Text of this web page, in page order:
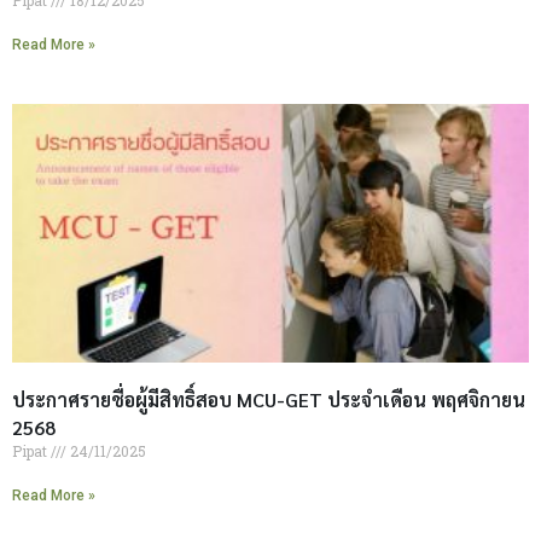
Read More »
ประกาศรายชื่อผู้มีสิทธิ์สอบ MCU-GET ประจำเดือน พฤศจิกายน
2568
Pipat 24/11/2025
Read More »